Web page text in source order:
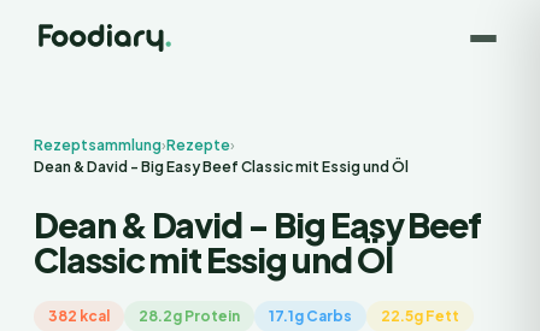
Rezeptsammlung›Rezepte›
Dean & David - Big Easy Beef Classic mit Essig und Öl
Dean & David - Big Easy Beef
Classic mit Essig und Öl
382 kcal 28.2g Protein 17.1g Carbs 22.5g Fett